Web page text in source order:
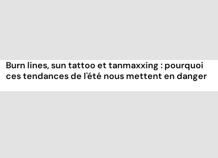
Burn lines, sun tattoo et tanmaxxing : pourquoi
ces tendances de l'été nous mettent en danger